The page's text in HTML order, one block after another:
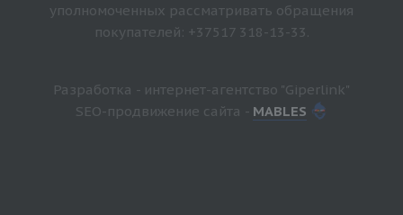
уполномоченных рассматривать обращения
покупателей: +37517 318-13-33.
Разработка - интернет-агентство "Giperlink"
SEO-продвижение сайта - MABLES